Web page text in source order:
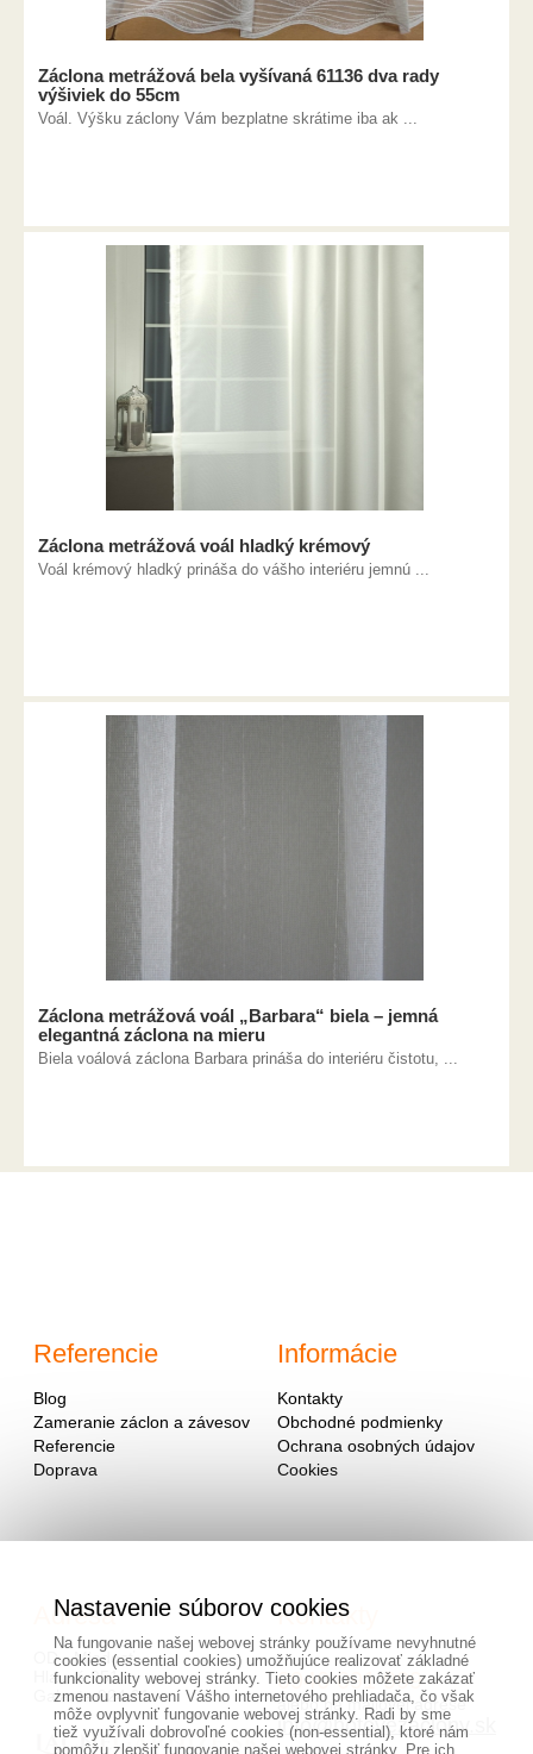
Záclona metrážová bela vyšívaná 61136 dva rady
výšiviek do 55cm
Voál. Výšku záclony Vám bezplatne skrátime iba ak ...
Záclona metrážová voál hladký krémový
Voál krémový hladký prináša do vášho interiéru jemnú ...
Záclona metrážová voál „Barbara“ biela – jemná
elegantná záclona na mieru
Biela voálová záclona Barbara prináša do interiéru čistotu, ...
Referencie
Blog
Zameranie záclon a závesov
Referencie
Doprava
Informácie
Kontakty
Obchodné podmienky
Ochrana osobných údajov
Cookies
Adresa
OD - Mladosť
Hlavná 951
Galanta 924 01
Kontakty
0940 091 999
alebo na mailovej adrese
info@hotovezaclony.sk
Nastavenie súborov cookies
Na fungovanie našej webovej stránky používame nevyhnutné
cookies (essential cookies) umožňujúce realizovať základné
funkcionality webovej stránky. Tieto cookies môžete zakázať
zmenou nastavení Vášho internetového prehliadača, čo však
môže ovplyvniť fungovanie webovej stránky. Radi by sme
tiež využívali dobrovoľné cookies (non-essential), ktoré nám
pomôžu zlepšiť fungovanie našej webovej stránky. Pre ich